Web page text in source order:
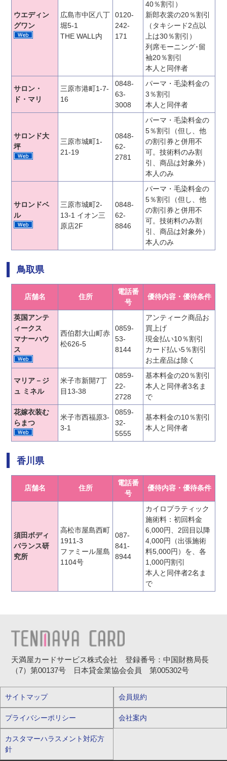
ウエディン
グワン
広島市中区八丁
堀5-1
THE WALL内
0120-
242-
171
40％割引）
新郎衣裳の20％割引
（タキシード2点以
上は30％割引）
列席モーニング･留
袖20％割引
本人と同伴者
サロン・
ド・マリ
三原市港町1-7-
16
0848-
63-
3008
パーマ・毛染料金の
3％割引
本人と同伴者
サロンド大
坪
三原市城町1-
21-19
0848-
62-
2781
パーマ・毛染料金の
5％割引（但し、他
の割引券と併用不
可。技術料のみ割
引、商品は対象外）
本人のみ
サロンドベ
ル
三原市城町2-
13-1 イオン三
原店2F
0848-
62-
8846
パーマ・毛染料金の
5％割引（但し、他
の割引券と併用不
可。技術料のみ割
引、商品は対象外）
本人のみ
鳥取県
店舗名 住所
電話番
号
優待内容・優待条件
英国アンテ
ィークス
マナーハウ
ス
西伯郡大山町赤
松626-5
0859-
53-
8144
アンティーク商品お
買上げ
現金払い10％割引
カード払い5％割引
お土産品は除く
マリア－ジ
ュ ミネル
米子市新開7丁
目13-38
0859-
22-
2728
基本料金の20％割引
本人と同伴者3名ま
で
花嫁衣装む
らまつ
米子市西福原3-
3-1
0859-
32-
5555
基本料金の10％割引
本人と同伴者
香川県
店舗名 住所
電話番
号
優待内容・優待条件
須田ボディ
バランス研
究所
高松市屋島西町
1911-3
ファミール屋島
1104号
087-
841-
8944
カイロプラティック
施術料：初回料金
6,000円、2回目以降
4,000円（出張施術
料5,000円）を、各
1,000円割引
本人と同伴者2名ま
で
天満屋カードサービス株式会社 登録番号：中国財務局長
（7）第00137号 日本貸金業協会会員 第005302号
サイトマップ 会員規約
プライバシーポリシー 会社案内
カスタマーハラスメント対応方
針